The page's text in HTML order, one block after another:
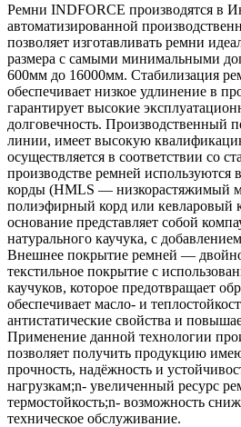
Ремни INDFORCE производятся в
автоматизированной
позволяет изготавливать ремни
размера с самыми минимальными
600мм до 16000мм. Стабилизация
обеспечивает низкое удлинение в
гарантирует высокие
долговечность. Производственный
линии, имеет высокую
осуществляется в соответствии со
производстве ремней используются
корды (HMLS — низкорастяжимый
полиэфирный корд или кевларовый
основание представляет собой
натурального каучука, с
Внешнее покрытие ремней —
текстильное покрытие с
каучуков, которое предотвращает
обеспечивает масло- и
антистатические свойства и
Применение данной технологии
позволяет получить продукцию
прочность, надёжность и
нагрузкам;n- увеличенный ресурс
термостойкость;n- возможность
техническое обслуживание.